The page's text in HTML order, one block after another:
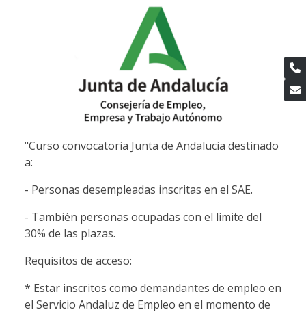
"Curso convocatoria Junta de Andalucia destinado
a:
- Personas desempleadas inscritas en el SAE.
- También personas ocupadas con el límite del
30% de las plazas.
Requisitos de acceso:
* Estar inscritos como demandantes de empleo en
el Servicio Andaluz de Empleo en el momento de